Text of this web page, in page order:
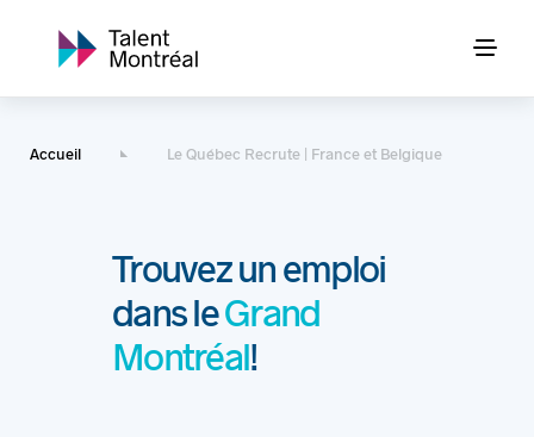
Accueil Le Québec Recrute | France et Belgique
Trouvez un emploi
dans leGrand
Montréal!